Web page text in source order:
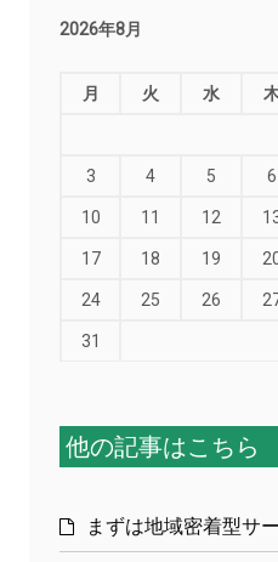
2026年8月
月 火 水
3 4 5 6
10 11 12
17 18 19
24 25 26
31
他の記事はこちら
まずは地域密着型サ